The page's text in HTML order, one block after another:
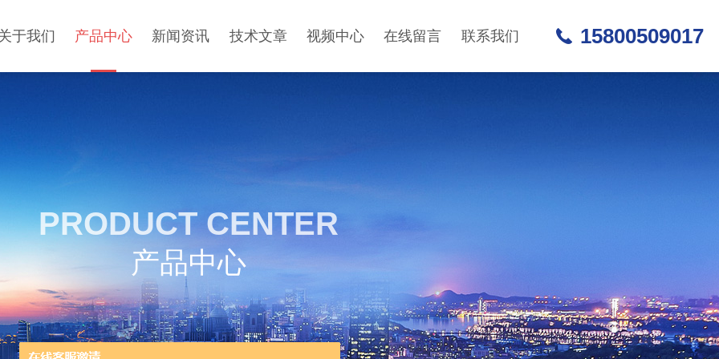
于我们 产品中心 新闻资讯 技术文章 视频中心 在线留言 联系我们 15800509017
PRODUCT CENTER
产品中心